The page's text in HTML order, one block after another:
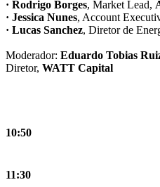
· Rodrigo Borges, Market Lead,
· Jessica Nunes, Account
· Lucas Sanchez, Diretor de
Moderador: Eduardo Tobias
Diretor, WATT Capital
10:50
11:30